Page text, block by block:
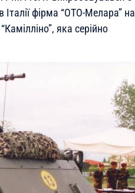
фірма “ОТО-Мелара” на
яка серійно